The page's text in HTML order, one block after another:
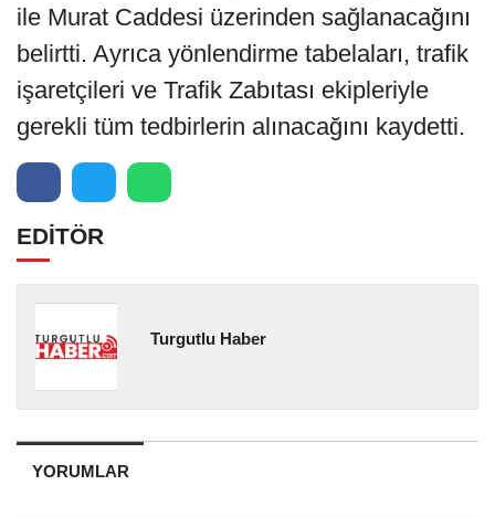
ile Murat Caddesi üzerinden sağlanacağını
belirtti. Ayrıca yönlendirme tabelaları, trafik
işaretçileri ve Trafik Zabıtası ekipleriyle
gerekli tüm tedbirlerin alınacağını kaydetti.
EDİTÖR
Turgutlu Haber
YORUMLAR